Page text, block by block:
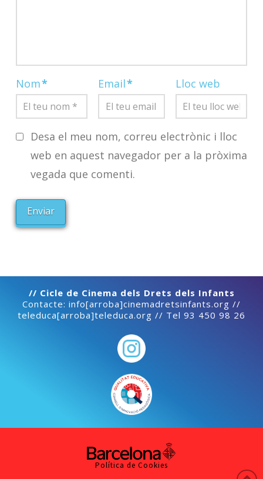
Nom* Email* Lloc web
Desa el meu nom, correu electrònic i lloc
web en aquest navegador per a la pròxima
vegada que comenti.
// Cicle de Cinema dels Drets dels Infants
Contacte: info[arroba]cinemadretsinfants.org //
teleduca[arroba]teleduca.org // Tel 93 450 98 26
Política de Cookies